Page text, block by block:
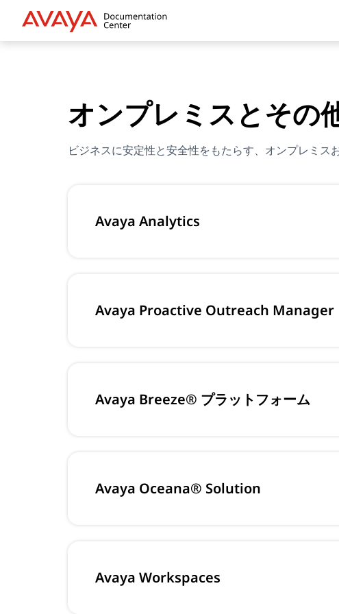
オンプレミスとその
ビジネスに安定性と安全性をもたらす、オンプレミス
Avaya Analytics
Avaya Proactive Outreach Manager
Avaya Breeze® プラットフォーム
Avaya Oceana® Solution
Avaya Workspaces